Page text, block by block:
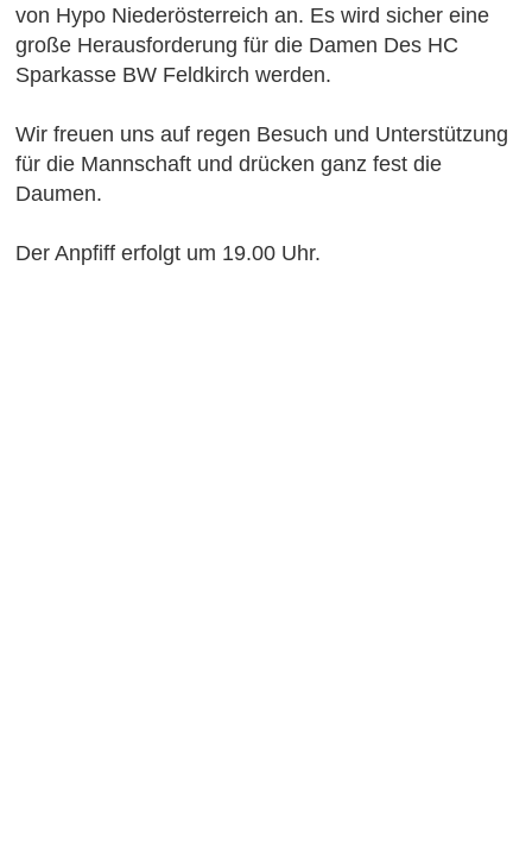
von Hypo Niederösterreich an. Es wird sicher eine
große Herausforderung für die Damen Des HC
Sparkasse BW Feldkirch werden.
Wir freuen uns auf regen Besuch und Unterstützung
für die Mannschaft und drücken ganz fest die
Daumen.
Der Anpfiff erfolgt um 19.00 Uhr.